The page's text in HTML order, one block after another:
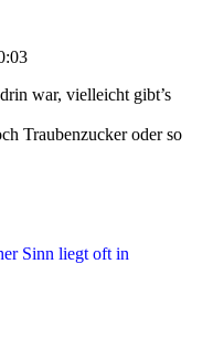
war, vielleicht gibt’s
Traubenzucker oder so
Sinn liegt oft in